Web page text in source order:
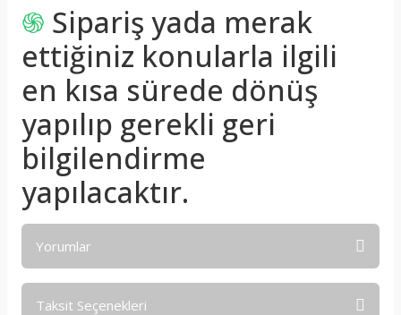
֍ Sipariş yada merak
ettiğiniz konularla ilgili
en kısa sürede dönüş
yapılıp gerekli geri
bilgilendirme
yapılacaktır.
Yorumlar
Taksit Seçenekleri